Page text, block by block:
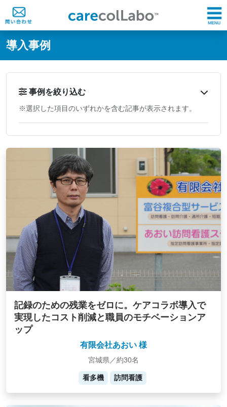
@ -0,0 +1,60 @@
導入事例
事例を絞り込む
※選択した項目のいずれかを含む記事が表示されます。
記録のための残業をゼロに。ケアコラボ導入で
実現したコスト削減と職員のモチベーションア
ップ
有限会社あおい 様
宮城県／約30名
看多機 訪問看護